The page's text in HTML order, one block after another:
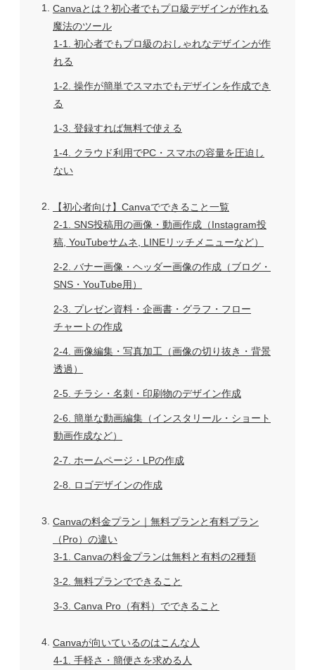
1
Canvaとは？初心者でもプロ級デザインが作れる
魔法のツール
1-1
初心者でもプロ級のおしゃれなデザインが作
れる
1-2 操作が簡単でスマホでもデザインを作成でき
る
1-3 登録すれば無料で使える
1-4 クラウド利用でPC・スマホの容量を圧迫し
ない
2
【初心者向け】Canvaでできること一覧
2-1
SNS投稿用の画像・動画作成（Instagram投
稿, YouTubeサムネ, LINEリッチメニューなど）
2-2 バナー画像・ヘッダー画像の作成（ブログ・
SNS・YouTube用）
2-3
プレゼン資料・企画書・グラフ・フロー
チャートの作成
2-4 画像編集・写真加工（画像の切り抜き・背景
透過）
2-5 チラシ・名刺・印刷物のデザイン作成
2-6 簡単な動画編集（インスタリール・ショート
動画作成など）
2-7 ホームページ・LPの作成
2-8 ロゴデザインの作成
3 Canvaの料金プラン｜無料プランと有料プラン
（Pro）の違い
3-1
Canvaの料金プランは無料と有料の2種類
3-2 無料プランでできること
3-3 Canva Pro（有料）でできること
4 Canvaが向いているのはこんな人
4-1
手軽さ・簡便さを求める人